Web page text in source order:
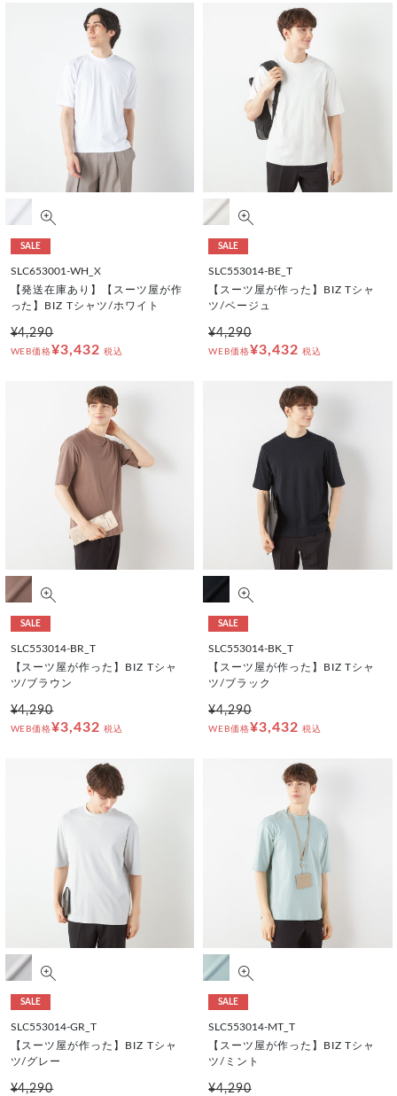
SALE
SLC653001-WH_X
【発送在庫あり】【スーツ屋が作
った】BIZ Tシャツ/ホワイト
¥4,290
WEB価格¥3,432 税込
SALE
SLC553014-BE_T
【スーツ屋が作った】BIZ Tシャ
ツ/ベージュ
¥4,290
WEB価格¥3,432 税込
SALE
SLC553014-BR_T
【スーツ屋が作った】BIZ Tシャ
ツ/ブラウン
¥4,290
WEB価格¥3,432 税込
SALE
SLC553014-BK_T
【スーツ屋が作った】BIZ Tシャ
ツ/ブラック
¥4,290
WEB価格¥3,432 税込
SALE
SLC553014-GR_T
【スーツ屋が作った】BIZ Tシャ
ツ/グレー
¥4,290
SALE
SLC553014-MT_T
【スーツ屋が作った】BIZ Tシャ
ツ/ミント
¥4,290